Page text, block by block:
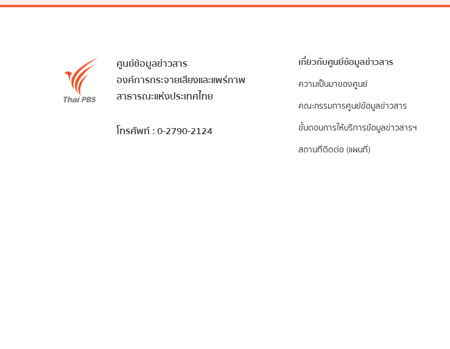
ศูนย์ข้อมูลข่าวสาร
องค์การกระจายเสียงและแพร่ภาพ
สาธารณะแห่งประเทศไทย
โทรศัพท์ : 0-2790-2124
เกี่ยวกับศูนย์ข้อมูลข่าวสาร
ความเป็นมาของศูนย์
คณะกรรมการศูนย์ข้อมูลข่าวสาร
ขั้นตอนการให้บริการข้อมูลข่าวสารฯ
สถานที่ติดต่อ (แผนที่)